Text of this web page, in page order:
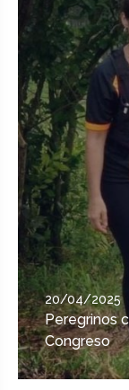
20/04/2025
Peregrinos
Congreso
20/04/2025
Peregrinos
Congreso